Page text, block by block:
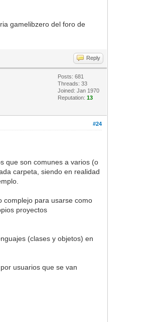
gamelibzero del foro de
Reply
Posts: 681
Threads: 33
Joined: Jan 1970
Reputation:13
#24
que son comunes a varios (o
carpeta, siendo en realidad
complejo para usarse como
proyectos
(clases y objetos) en
usuarios que se van